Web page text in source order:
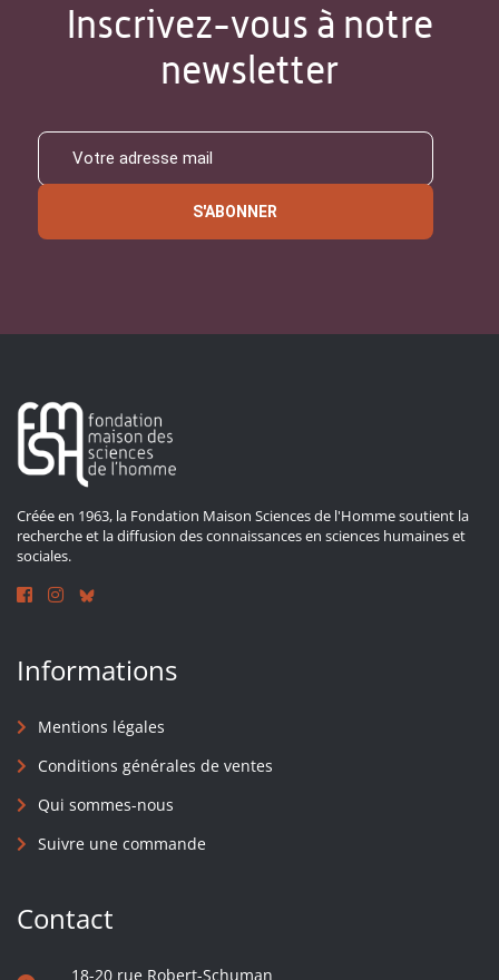
Inscrivez-vous à notre
newsletter
S'ABONNER
Créée en 1963, la Fondation Maison Sciences de l'Homme soutient la
recherche et la diffusion des connaissances en sciences humaines et
sociales.
Informations
Mentions légales
Conditions générales de ventes
Qui sommes-nous
Suivre une commande
Contact
18-20 rue Robert-Schuman